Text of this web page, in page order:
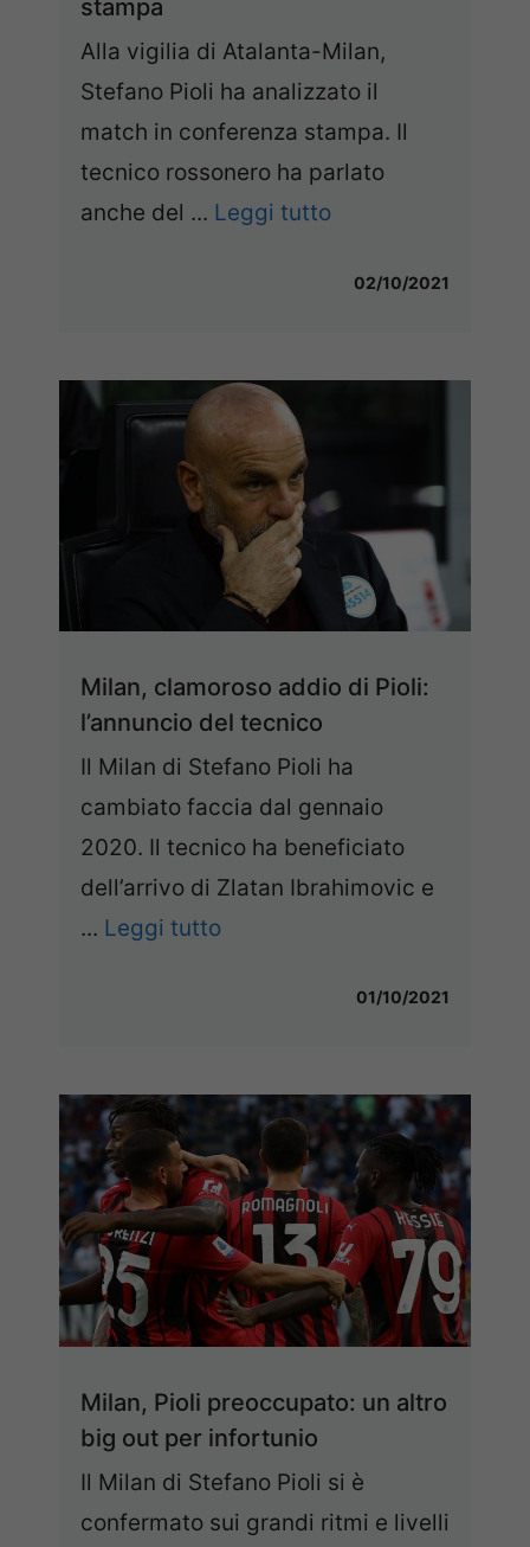
stampa
Alla vigilia di Atalanta-Milan,
Stefano Pioli ha analizzato il
match in conferenza stampa. Il
tecnico rossonero ha parlato
anche del ... Leggi tutto
02/10/2021
Milan, clamoroso addio di Pioli:
l’annuncio del tecnico
Il Milan di Stefano Pioli ha
cambiato faccia dal gennaio
2020. Il tecnico ha beneficiato
dell’arrivo di Zlatan Ibrahimovic e
... Leggi tutto
01/10/2021
Milan, Pioli preoccupato: un altro
big out per infortunio
Il Milan di Stefano Pioli si è
confermato sui grandi ritmi e livelli